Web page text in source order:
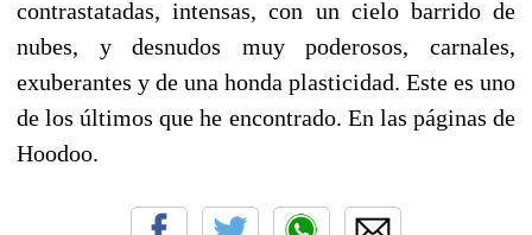
contrastatadas, intensas, con un cielo barrido de
nubes, y desnudos muy poderosos, carnales,
exuberantes y de una honda plasticidad. Este es uno
de los últimos que he encontrado. En las páginas de
Hoodoo.